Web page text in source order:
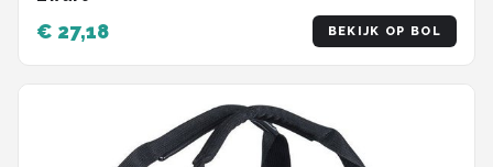
€ 27,18 BEKIJK OP BOL